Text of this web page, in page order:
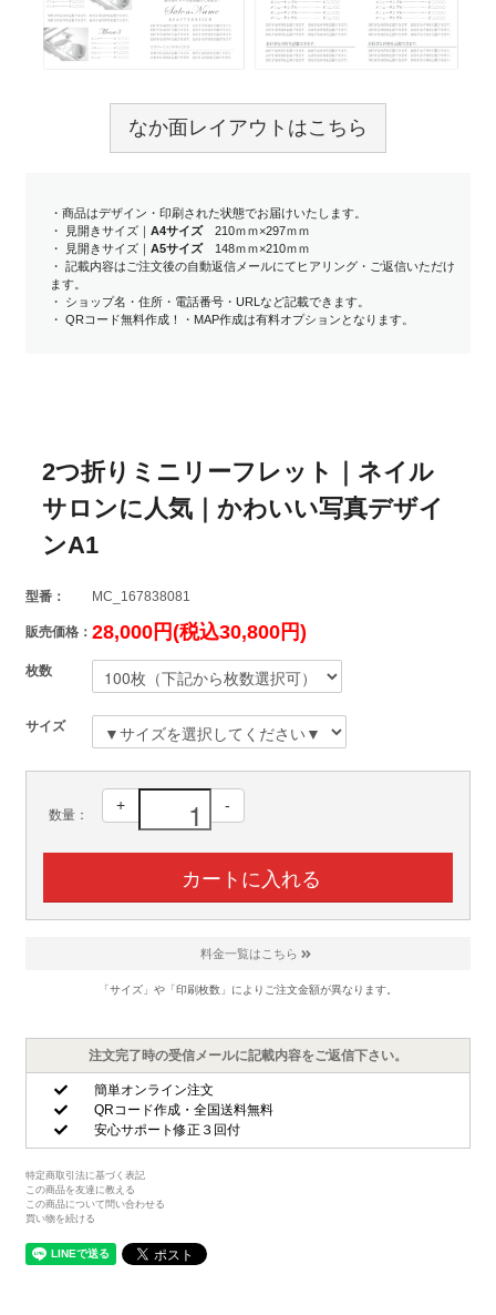
なか面レイアウトはこちら
・商品はデザイン・印刷された状態でお届けいたします。
・ 見開きサイズ｜ A4サイズ210ｍｍ×297ｍｍ
・ 見開きサイズ｜ A5サイズ148ｍｍ×210ｍｍ
・ 記載内容はご注文後の自動返信メールにてヒアリング・ご返信いただけ
ます。
・ ショップ名・住所・電話番号・URLなど記載できます。
・ QRコード無料作成！・MAP作成は有料オプションとなります。
2つ折りミニリーフレット｜ネイル
サロンに人気｜かわいい写真デザイ
ンA1
型番： MC_167838081
販売価格： 28,000円(税込30,800円)
枚数
サイズ
数量：
+ -
料金一覧はこちら
「サイズ」や「印刷枚数」によりご注文金額が異なります。
注文完了時の受信メールに記載内容をご返信下さい。
簡単オンライン注文
QRコード作成・全国送料無料
安心サポート修正３回付
特定商取引法に基づく表記
この商品を友達に教える
この商品について問い合わせる
買い物を続ける